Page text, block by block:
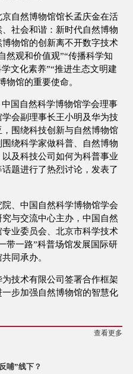
自然博物馆馆长孟庆金在活
社会和谐：新时代自然博物
物馆的创新离不开数字技术
然观和价值观”“传播科学知
文化素养”“推进生态文明建
物馆的重要使命。
国自然科学博物馆学会理事
会副理事长王小明及华为技
围绕科技创新与自然博物馆
绕科学家做科普、自然博物
及科技公司如何为科普事业
题进行了热烈讨论，发表了
、中国自然科学博物馆学会
与交流中心主办，中国自然
业委员会、北京市科学技术
带一路”科普场馆发展国际研
同承办。
技术有限公司签署合作框架
步加强自然博物馆的智慧化
查看更多
哺”线下？